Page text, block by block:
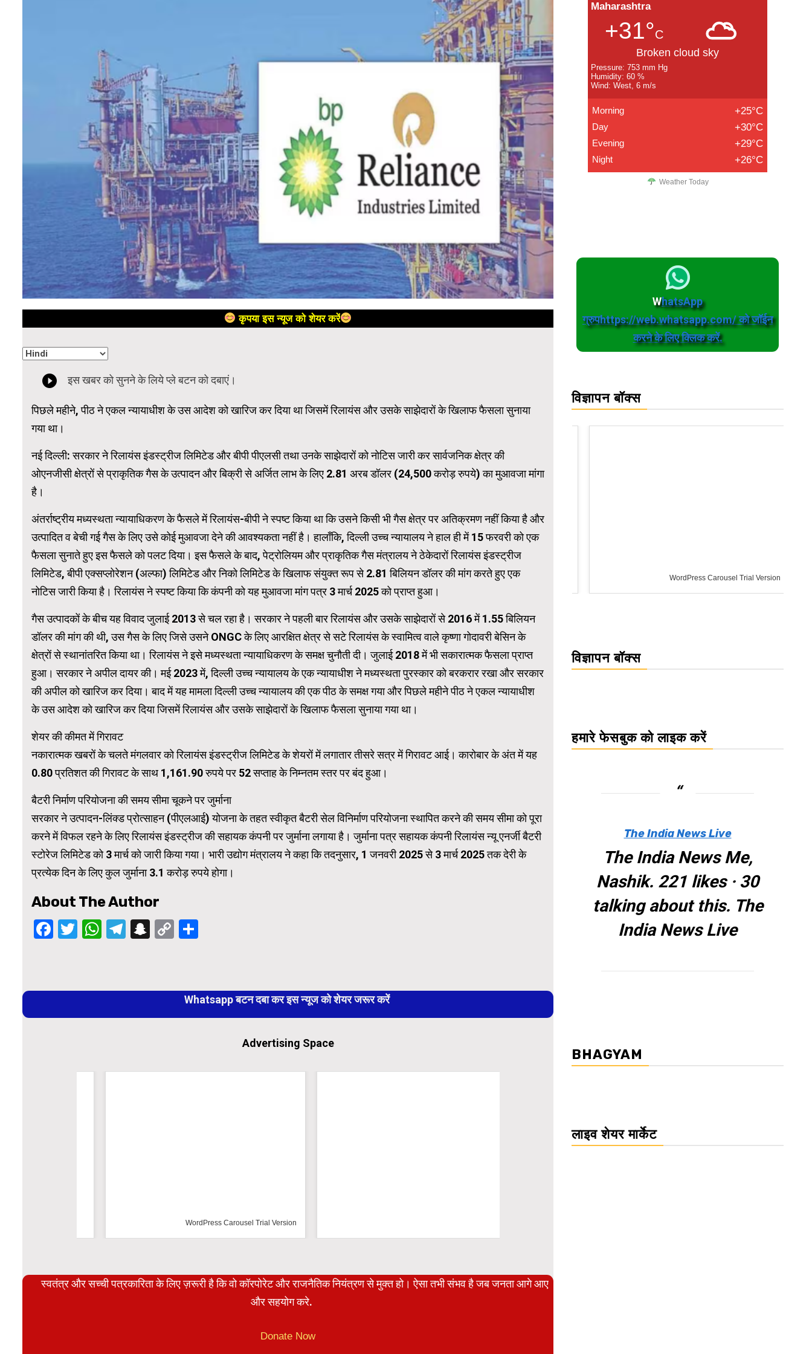
कृपया इस न्यूज को शेयर करें
पिछले महीने, पीठ ने एकल न्यायाधीश के उस आदेश को खारिज कर दिया था जिसमें रिलायंस और उसके साझेदारों के खिलाफ फैसला सुनाया
गया था।
नई दिल्ली: सरकार ने रिलायंस इंडस्ट्रीज लिमिटेड और बीपी पीएलसी तथा उनके साझेदारों को नोटिस जारी कर सार्वजनिक क्षेत्र की
ओएनजीसी क्षेत्रों से प्राकृतिक गैस के उत्पादन और बिक्री से अर्जित लाभ के लिए 2.81 अरब डॉलर (24,500 करोड़ रुपये) का मुआवजा मांगा
है।
अंतर्राष्ट्रीय मध्यस्थता न्यायाधिकरण के फैसले में रिलायंस-बीपी ने स्पष्ट किया था कि उसने किसी भी गैस क्षेत्र पर अतिक्रमण नहीं किया है और
उत्पादित व बेची गई गैस के लिए उसे कोई मुआवजा देने की आवश्यकता नहीं है। हालाँकि, दिल्ली उच्च न्यायालय ने हाल ही में 15 फरवरी को एक
फैसला सुनाते हुए इस फैसले को पलट दिया। इस फैसले के बाद, पेट्रोलियम और प्राकृतिक गैस मंत्रालय ने ठेकेदारों रिलायंस इंडस्ट्रीज
लिमिटेड, बीपी एक्सप्लोरेशन (अल्फा) लिमिटेड और निको लिमिटेड के खिलाफ संयुक्त रूप से 2.81 बिलियन डॉलर की मांग करते हुए एक
नोटिस जारी किया है। रिलायंस ने स्पष्ट किया कि कंपनी को यह मुआवजा मांग पत्र 3 मार्च 2025 को प्राप्त हुआ।
गैस उत्पादकों के बीच यह विवाद जुलाई 2013 से चल रहा है। सरकार ने पहली बार रिलायंस और उसके साझेदारों से 2016 में 1.55 बिलियन
डॉलर की मांग की थी, उस गैस के लिए जिसे उसने ONGC के लिए आरक्षित क्षेत्र से सटे रिलायंस के स्वामित्व वाले कृष्णा गोदावरी बेसिन के
क्षेत्रों से स्थानांतरित किया था। रिलायंस ने इसे मध्यस्थता न्यायाधिकरण के समक्ष चुनौती दी। जुलाई 2018 में भी सकारात्मक फैसला प्राप्त
हुआ। सरकार ने अपील दायर की। मई 2023 में, दिल्ली उच्च न्यायालय के एक न्यायाधीश ने मध्यस्थता पुरस्कार को बरकरार रखा और सरकार
की अपील को खारिज कर दिया। बाद में यह मामला दिल्ली उच्च न्यायालय की एक पीठ के समक्ष गया और पिछले महीने पीठ ने एकल न्यायाधीश
के उस आदेश को खारिज कर दिया जिसमें रिलायंस और उसके साझेदारों के खिलाफ फैसला सुनाया गया था।
शेयर की कीमत में गिरावट
नकारात्मक खबरों के चलते मंगलवार को रिलायंस इंडस्ट्रीज लिमिटेड के शेयरों में लगातार तीसरे सत्र में गिरावट आई। कारोबार के अंत में यह
0.80 प्रतिशत की गिरावट के साथ 1,161.90 रुपये पर 52 सप्ताह के निम्नतम स्तर पर बंद हुआ।
बैटरी निर्माण परियोजना की समय सीमा चूकने पर जुर्माना
सरकार ने उत्पादन-लिंक्ड प्रोत्साहन (पीएलआई) योजना के तहत स्वीकृत बैटरी सेल विनिर्माण परियोजना स्थापित करने की समय सीमा को पूरा
करने में विफल रहने के लिए रिलायंस इंडस्ट्रीज की सहायक कंपनी पर जुर्माना लगाया है। जुर्माना पत्र सहायक कंपनी रिलायंस न्यू एनर्जी बैटरी
स्टोरेज लिमिटेड को 3 मार्च को जारी किया गया। भारी उद्योग मंत्रालय ने कहा कि तदनुसार, 1 जनवरी 2025 से 3 मार्च 2025 तक देरी के
प्रत्येक दिन के लिए कुल जुर्माना 3.1 करोड़ रुपये होगा।
About The Author
Facebook
Twitter
WhatsApp
Telegram
Snapchat
Copy
Reading
Whatsapp बटन दबा कर इस न्यूज को शेयर जरूर करें
Advertising Space
WordPress Carousel Trial Version
स्वतंत्र और सच्ची पत्रकारिता के लिए ज़रूरी है कि वो कॉरपोरेट और राजनैतिक नियंत्रण से मुक्त हो। ऐसा तभी संभव है जब जनता आगे आए
और सहयोग करे.
Donate Now
Maharashtra
+31°C
Broken cloud sky
Pressure: 753 mm Hg
Humidity: 60 %
Wind: West, 6 m/s
Morning +25°C
Day +30°C
Evening +29°C
Night +26°C
Weather Today
WhatsApp
ग्रुपhttps://web.whatsapp.com/ को जॉईन
करने के लिए क्लिक करें.
विज्ञापन बॉक्स
WordPress Carousel Trial Version WordPress Carousel Trial Version
विज्ञापन बॉक्स
हमारे फेसबुक को लाइक करें
The India News Live
The India News Me,
Nashik. 221 likes · 30
talking about this. The
India News Live
BHAGYAM
लाइव शेयर मार्केट